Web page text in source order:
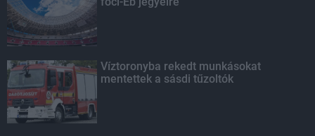
Víztoronyba rekedt munkásokat
mentettek a sásdi tűzoltók